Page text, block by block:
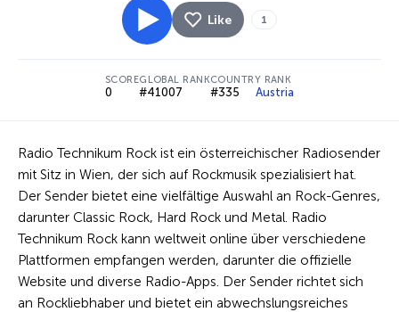
Like 1
SCORE
0
GLOBAL RANK
#41007
COUNTRY RANK
#335 Austria
Radio Technikum Rock ist ein österreichischer Radiosender
mit Sitz in Wien, der sich auf Rockmusik spezialisiert hat.
Der Sender bietet eine vielfältige Auswahl an Rock-Genres,
darunter Classic Rock, Hard Rock und Metal. Radio
Technikum Rock kann weltweit online über verschiedene
Plattformen empfangen werden, darunter die offizielle
Website und diverse Radio-Apps. Der Sender richtet sich
an Rockliebhaber und bietet ein abwechslungsreiches